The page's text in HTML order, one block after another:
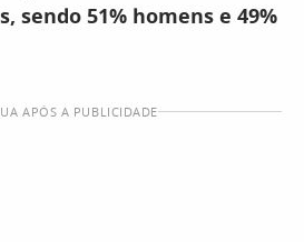
sendo 51% homens e 49%
APÓS A PUBLICIDADE